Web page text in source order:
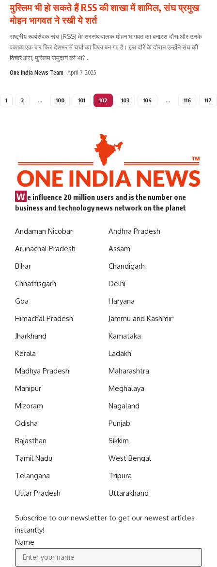
मुस्लिम भी हो सकते हैं RSS की शाखा में शामिल, संघ प्रमुख
मोहन भागवत ने रखी ये शर्त
राष्ट्रीय स्वयंसेवक संघ (RSS) के सरसंघचालक मोहन भागवत का बनारस दौरा और उनके
वक्तव्य एक बार फिर देशभर में चर्चा का विषय बन गए हैं। इस दौरे के दौरान उन्होंने संघ की
विचारधारा, मुस्लिम समुदाय की भा?...
One India News Team April 7, 2025
1 2 … 100 101 102 103 104 … 116 117
W e influence 20 million users and is the number one
business and technology news network on the planet
Andaman Nicobar
Andhra Pradesh
Arunachal Pradesh
Assam
Bihar
Chandigarh
Chhattisgarh
Delhi
Goa
Haryana
Himachal Pradesh
Jammu and Kashmir
Jharkhand
Karnataka
Kerala
Ladakh
Madhya Pradesh
Maharashtra
Manipur
Meghalaya
Mizoram
Nagaland
Odisha
Punjab
Rajasthan
Sikkim
Tamil Nadu
West Bengal
Telangana
Tripura
Uttar Pradesh
Uttarakhand
Subscribe to our newsletter to get our newest articles
instantly!
Name